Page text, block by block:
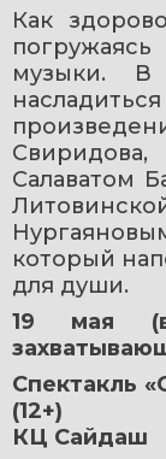
Как
музыки.
Салаватом
который
для души.
19 мая
Спектакль
(12+)
КЦ Сайдаш